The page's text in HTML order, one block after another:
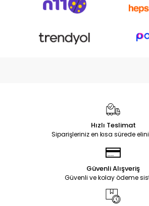
Hızlı Teslimat
Siparişleriniz en kısa sürede
Güvenli Alışveriş
Güvenli ve kolay ödeme